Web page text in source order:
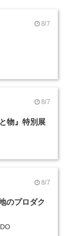
8/7
8/7
物』特別展
8/7
のプロダク